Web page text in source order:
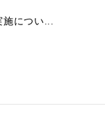
につい...